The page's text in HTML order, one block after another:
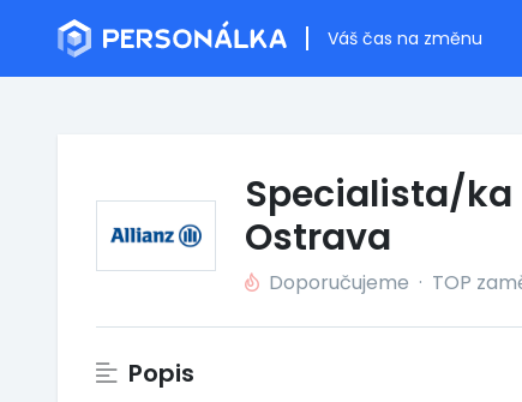
Váš čas na změnu
Specialista/
Ostrava
Doporučujeme · TOP
Popis